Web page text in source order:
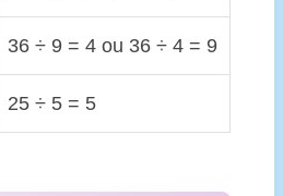
36 ÷ 9 = 4 ou 36 ÷ 4 = 9
25 ÷ 5 = 5